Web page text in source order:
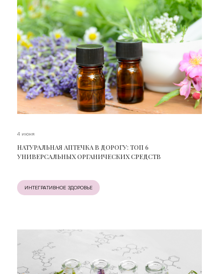
4 июня
НАТУРАЛЬНАЯ АПТЕЧКА В ДОРОГУ: ТОП 6
УНИВЕРСАЛЬНЫХ ОРГАНИЧЕСКИХ СРЕДСТВ
ИНТЕГРАТИВНОЕ ЗДОРОВЬЕ